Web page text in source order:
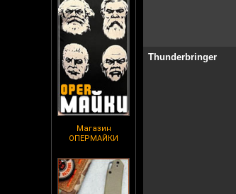
Магазин
ОПЕРМАЙКИ
Thunderbringer